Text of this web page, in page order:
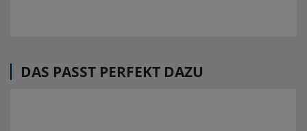
DAS PASST PERFEKT DAZU